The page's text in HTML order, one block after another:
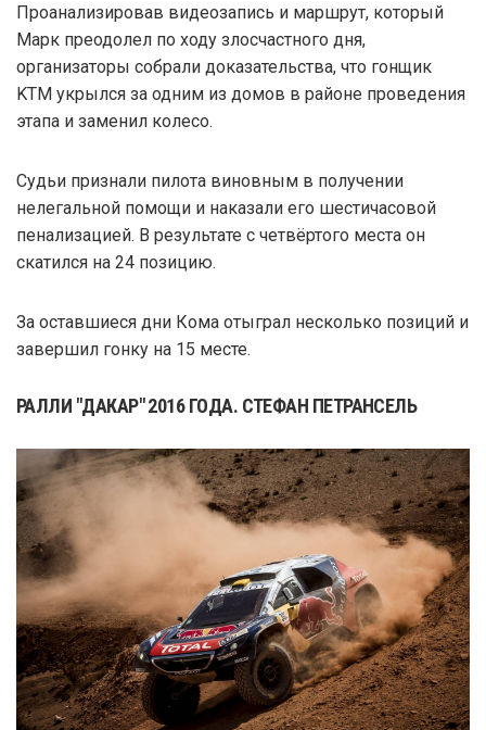
Проанализировав видеозапись и маршрут, который
Марк преодолел по ходу злосчастного дня,
организаторы собрали доказательства, что гонщик
KTM укрылся за одним из домов в районе проведения
этапа и заменил колесо.
Судьи признали пилота виновным в получении
нелегальной помощи и наказали его шестичасовой
пенализацией. В результате с четвёртого места он
скатился на 24 позицию.
За оставшиеся дни Кома отыграл несколько позиций и
завершил гонку на 15 месте.
РАЛЛИ "ДАКАР" 2016 ГОДА. СТЕФАН ПЕТРАНСЕЛЬ